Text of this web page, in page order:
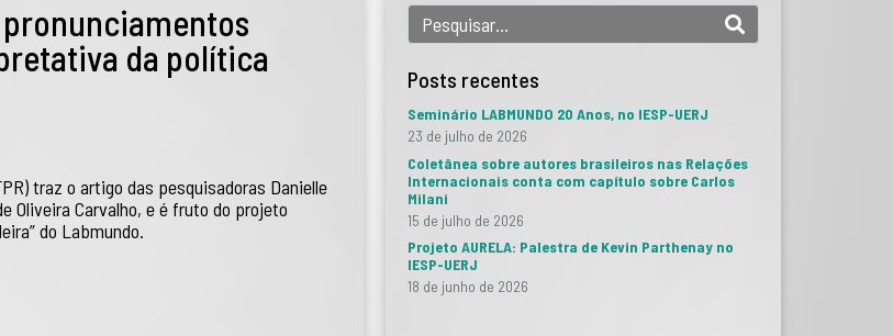
da política
traz o artigo das pesquisadoras Danielle
Oliveira Carvalho, e é fruto do projeto
do Labmundo.
Posts recentes
Seminário LABMUNDO 20 Anos, no IESP-UERJ
23 de julho de 2026
Coletânea sobre autores brasileiros nas Relações
Internacionais conta com capítulo sobre Carlos
Milani
15 de julho de 2026
Projeto AURELA: Palestra de Kevin Parthenay no
IESP-UERJ
18 de junho de 2026